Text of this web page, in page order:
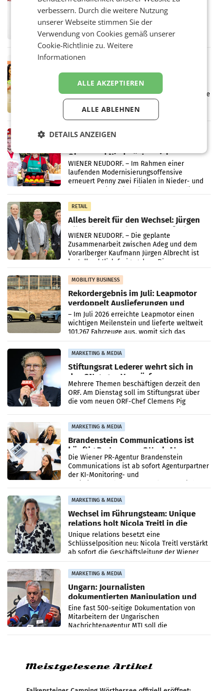
überraschend viel Gewinn
UNTERFÖHRING/MAILAND/AMSTERDAM. Der
Fernsehkonzern ProSiebenSat.1 hat im
Frühjahr dank Kostensenkungen operativ
wieder Gewinn gemacht und die
RETAIL
Eine Bühne für Zirkularität: ARA und
Müller informieren am POS über
Kreislauffähigkeit
Über den gesamten August hinweg rücken die
Altstoff Recycling Austria AG (ARA) und der
Handelskonzern Müller die Initiative
„Kreislauf-Helden“ in allen österreichischen
RETAIL
Ober- und Niederösterreich
WIENER NEUDORF. – Im Rahmen einer
laufenden Modernisierungsoffensive
erneuert Penny zwei Filialen in Nieder- und
RETAIL
Alles bereit für den Wechsel: Jürgen
Albrecht setzt ab 1.1.2027 auf Adeg
WIENER NEUDORF. – Die geplante
Zusammenarbeit zwischen Adeg und dem
Vorarlberger Kaufmann Jürgen Albrecht ist
kartellrechtlich freigegeben: Die
Bundeswettbewerbsbehörde und der
Bundeskartellanwalt
MOBILITY BUSINESS
Rekordergebnis im Juli: Leapmotor
verdoppelt Auslieferungen und
überschreitet die 100.000er-Marke
– Im Juli 2026 erreichte Leapmotor einen
wichtigen Meilenstein und lieferte weltweit
101.267 Fahrzeuge aus, womit sich das
Ergebnis gegenüber Juli 2025 mehr als
verdoppelte (+102
MARKETING & MEDIA
Stiftungsrat Lederer wehrt sich in
den SN gegen Vorwürfe
Mehrere Themen beschäftigen derzeit den
ORF. Am Dienstag soll im Stiftungsrat über
die vom neuen ORF-Chef Clemens Pig
MARKETING & MEDIA
Brandenstein Communications ist
künftig Partner von OtterlyAI
Die Wiener PR-Agentur Brandenstein
Communications ist ab sofort Agenturpartner
der KI-Monitoring- und
MARKETING & MEDIA
Wechsel im Führungsteam: Unique
relations holt Nicola Treitl in die
Geschäftsleitung
Unique relations besetzt eine
Schlüsselposition neu: Nicola Treitl verstärkt
ab sofort die Geschäftsleitung der Wiener
PR-Agentur an der Seite von Josef Kalina und
Anna Kalina-Mahr.
MARKETING & MEDIA
Ungarn: Journalisten
dokumentierten Manipulation und
Zensur
Eine fast 500-seitige Dokumentation von
Mitarbeitern der Ungarischen
Nachrichtenagentur MTI soll die
systematische Nachrichten-Manipulation und
Meistgelesene Artikel
verbessern. Durch die weitere Nutzung
unserer Webseite stimmen Sie der
Verwendung von Cookies gemäß unserer
Cookie-Richtlinie zu.Weitere
Informationen
ALLE AKZEPTIEREN
ALLE ABLEHNEN
DETAILS ANZEIGEN